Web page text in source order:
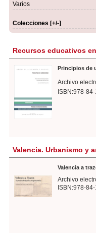
Varios
Colecciones [+/-]
Recursos educativos
Principios de
Archivo
ISBN:978-
Valencia. Urbanismo y
Valencia a
Archivo
ISBN:978-